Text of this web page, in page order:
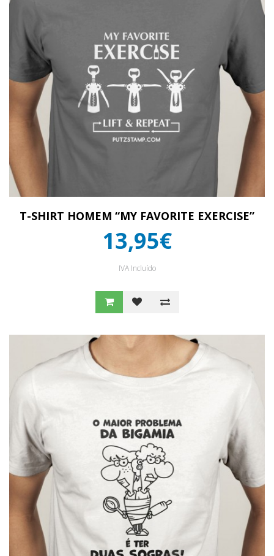
T-SHIRT HOMEM “MY FAVORITE EXERCISE”
13,95€
IVA Incluído